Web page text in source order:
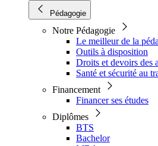
Pédagogie
Notre Pédagogie
Le meilleur de la
Outils à disposition
Droits et devoirs des
Santé et sécurité au
Financement
Financer ses études
Diplômes
BTS
Bachelor